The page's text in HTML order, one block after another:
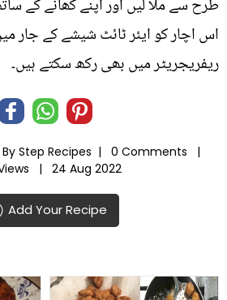
طرح سے ملا لیں اور اپنے کھانے کے
ریفریجریٹر میں بھی رکھ سکتے ہیں۔
Step Recipes |
0 Comments |
|
24 Aug 2022
Add Your Recipe